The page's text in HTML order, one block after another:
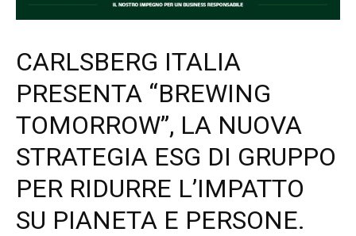
CARLSBERG ITALIA
PRESENTA “BREWING
TOMORROW”, LA NUOVA
STRATEGIA ESG DI GRUPPO
PER RIDURRE L’IMPATTO
SU PIANETA E PERSONE.